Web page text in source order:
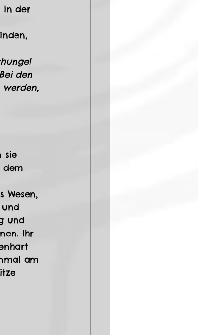
in der
den
werden,
sie
dem
Wesen,
und
Ihr
am